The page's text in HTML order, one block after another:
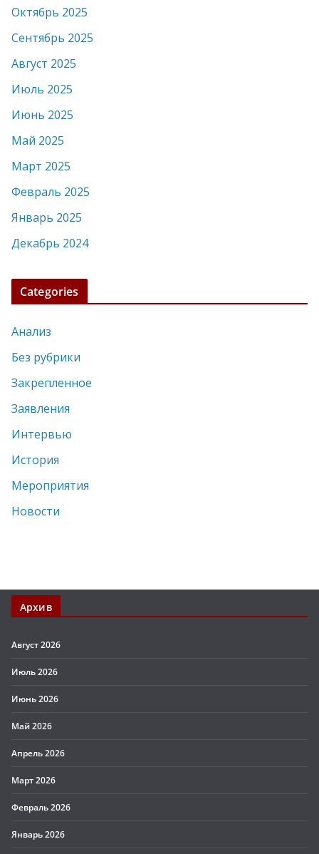
Октябрь 2025
Сентябрь 2025
Август 2025
Июль 2025
Июнь 2025
Май 2025
Март 2025
Февраль 2025
Январь 2025
Декабрь 2024
Categories
Анализ
Без рубрики
Закрепленное
Заявления
Интервью
История
Мероприятия
Новости
Архив
Август 2026
Июль 2026
Июнь 2026
Май 2026
Апрель 2026
Март 2026
Февраль 2026
Январь 2026